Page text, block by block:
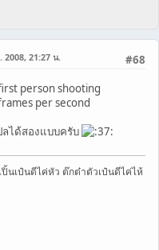
#68
2008, 21:27 น.
person shooting
per second
ได้สองแบบครับ
ปิ้นเป๋นดีไค่หัว ต๊กต๋าตัวเป๋นดีไค่ไห้